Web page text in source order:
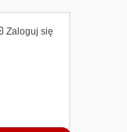
Zaloguj się